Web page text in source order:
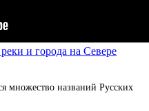
и города на Севере
множество названий Русских